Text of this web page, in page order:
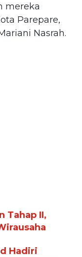
mereka
Parepare,
Nasrah.
Tahap II,
Hadiri